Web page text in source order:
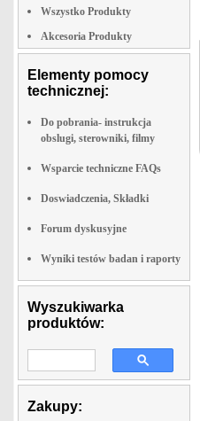
Wszystko Produkty
Akcesoria Produkty
Elementy pomocy
technicznej:
Do pobrania- instrukcja
obslugi, sterowniki, filmy
Wsparcie techniczne FAQs
Doswiadczenia, Składki
Forum dyskusyjne
Wyniki testów badan i raporty
Wyszukiwarka
produktów:
Zakupy: